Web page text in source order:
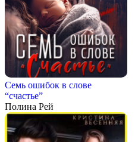
Семь ошибок в слове
“счастье”
Полина Рей